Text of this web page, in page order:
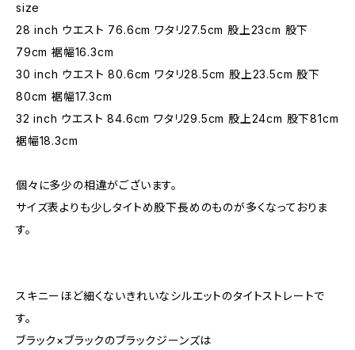
size
28 inch ウエスト 76.6cm ワタリ27.5cm 股上23cm 股下
79cm 裾幅16.3cm
30 inch ウエスト 80.6cm ワタリ28.5cm 股上23.5cm 股下
80cm 裾幅17.3cm
32 inch ウエスト 84.6cm ワタリ29.5cm 股上24cm 股下81cm
裾幅18.3cm
個々に多少の相違がございます。
サイズ表よりも少しタイトめ股下長めのものが多くなっておりま
す。
スキニーほど細くないきれいなシルエットのタイトストレートで
す。
ブラック×ブラックのブラックジーンズは